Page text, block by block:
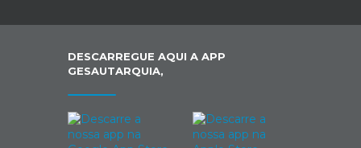
DESCARREGUE AQUI A APP
GESAUTARQUIA,